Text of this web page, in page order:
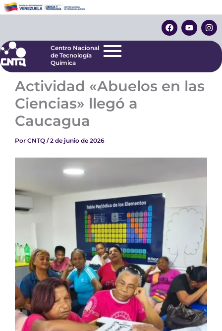
al
F
a
c
o
Y
o
u
e
I
n
s
r
Centro Nacional
de Tecnología
Centro Nacional
de Tecnología
Química
Actividad «Abuelos en las
Ciencias» llegó a
Caucagua
Por CNTQ /2 de junio de 2026